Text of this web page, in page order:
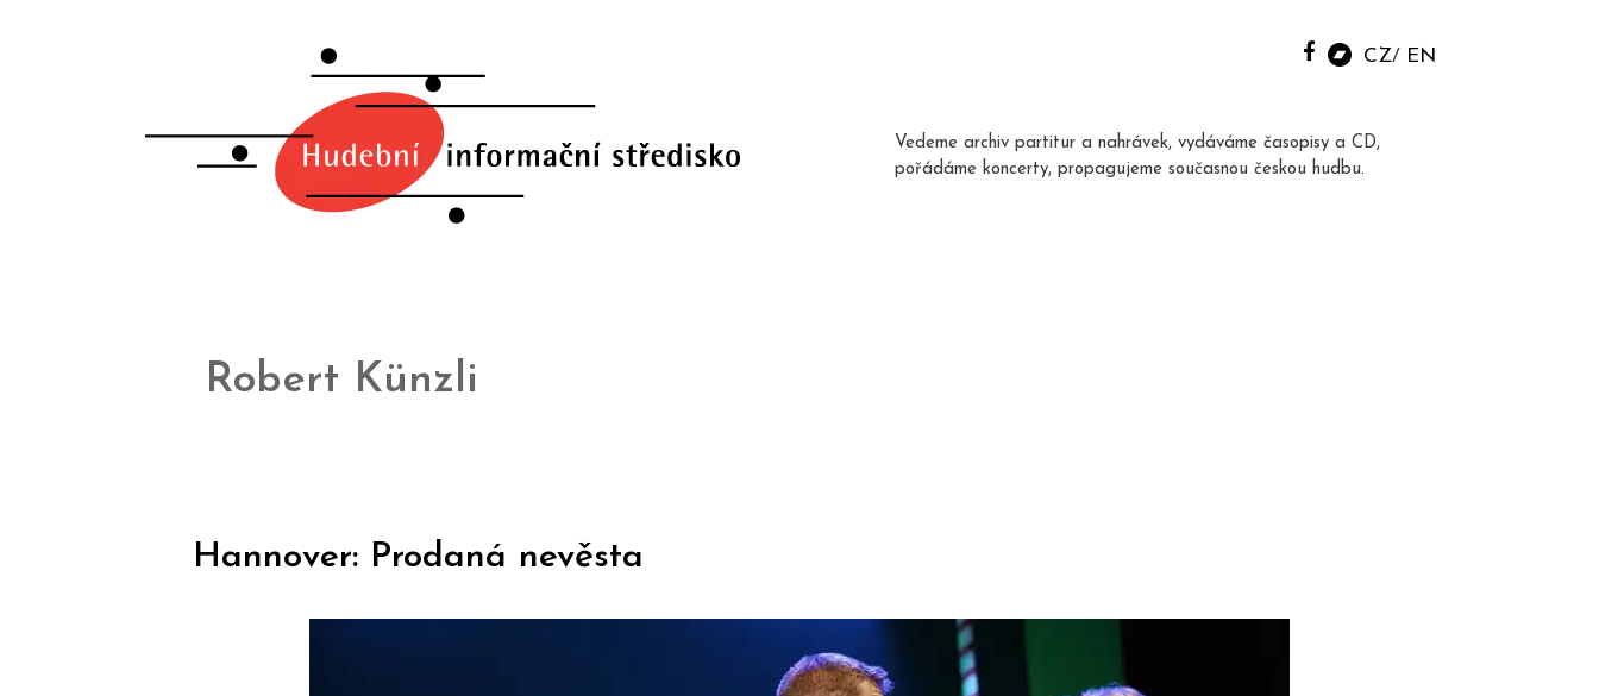
CZ EN
Vedeme archiv partitur a nahrávek, vydáváme časopisy a CD,
pořádáme koncerty, propagujeme současnou českou hudbu.
Robert Künzli
Hannover: Prodaná nevěsta